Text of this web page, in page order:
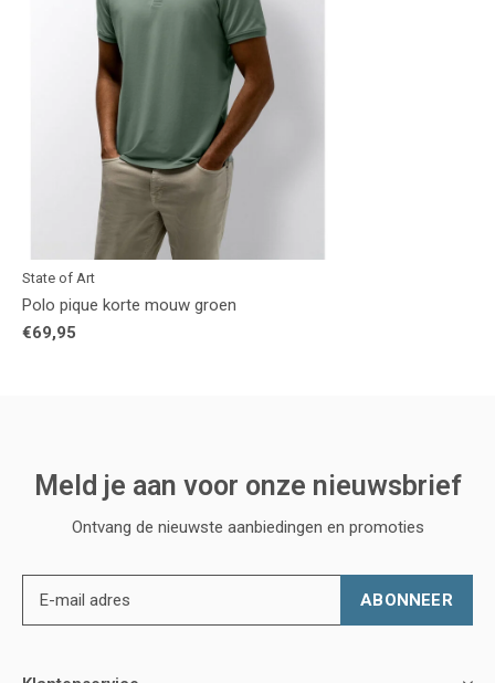
State of Art
Polo pique korte mouw groen
€69,95
Meld je aan voor onze nieuwsbrief
Ontvang de nieuwste aanbiedingen en promoties
ABONNEER